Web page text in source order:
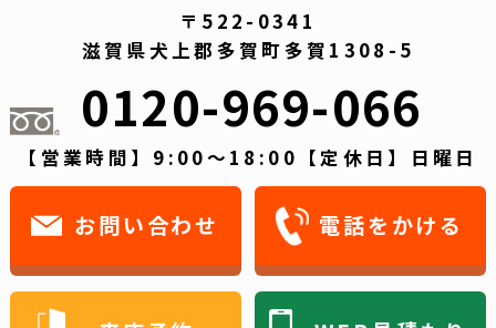
〒522-0341
滋賀県犬上郡多賀町多賀1308-5
0120-969-066
【営業時間】9:00～18:00【定休日】日曜日
お問い合わせ 電話をかける